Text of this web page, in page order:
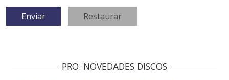
PRO. NOVEDADES DISCOS